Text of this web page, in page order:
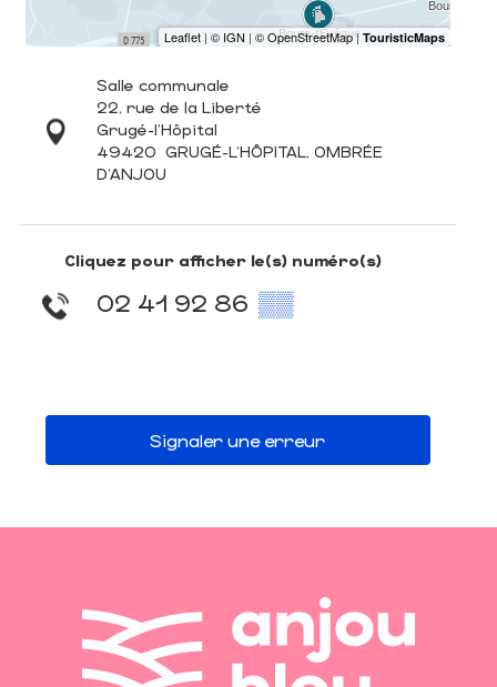
Salle communale
22, rue de la Liberté
Grugé-l'Hôpital
49420 GRUGÉ-L'HÔPITAL, OMBRÉE
D'ANJOU
Cliquez pour afficher le(s) numéro(s)
02 41 92 86 ▒▒
Signaler une erreur